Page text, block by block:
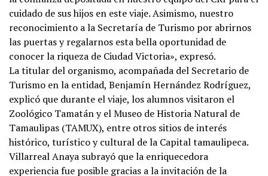
cuidado de sus hijos en este viaje. Asimismo, nuestro
reconocimiento a la Secretaría de Turismo por abrirnos
las puertas y regalarnos esta bella oportunidad de
conocer la riqueza de Ciudad Victoria», expresó.
La titular del organismo, acompañada del Secretario de
Turismo en la entidad, Benjamín Hernández Rodríguez,
explicó que durante el viaje, los alumnos visitaron el
Zoológico Tamatán y el Museo de Historia Natural de
Tamaulipas (TAMUX), entre otros sitios de interés
histórico, turístico y cultural de la Capital tamaulipeca.
Villarreal Anaya subrayó que la enriquecedora
experiencia fue posible gracias a la invitación de la